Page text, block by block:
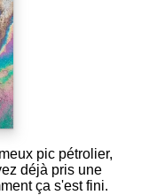
pic pétrolier,
déjà pris une
ça s'est fini.